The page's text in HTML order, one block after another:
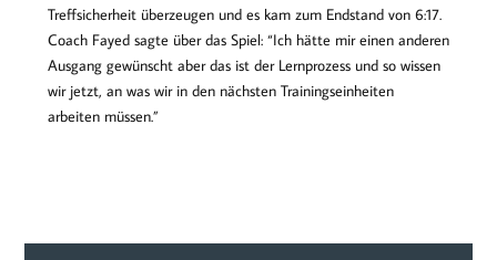
Treffsicherheit überzeugen und es kam zum Endstand von 6:17.
Coach Fayed sagte über das Spiel: “Ich hätte mir einen anderen
Ausgang gewünscht aber das ist der Lernprozess und so wissen
wir jetzt, an was wir in den nächsten Trainingseinheiten
arbeiten müssen.”